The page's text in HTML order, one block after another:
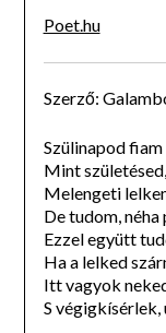
Poet.hu
Szerző:
Szülinapod fiam
Mint
Melengeti
De tudom,
Ezzel együtt
Ha a lelked
Itt vagyok
S